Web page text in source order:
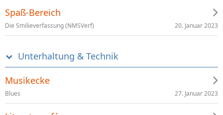
Spaß-Bereich
Die Smilieverfassung (NMSVerf) 20. Januar 2023
Unterhaltung & Technik
Musikecke
Blues 27. Januar 2023